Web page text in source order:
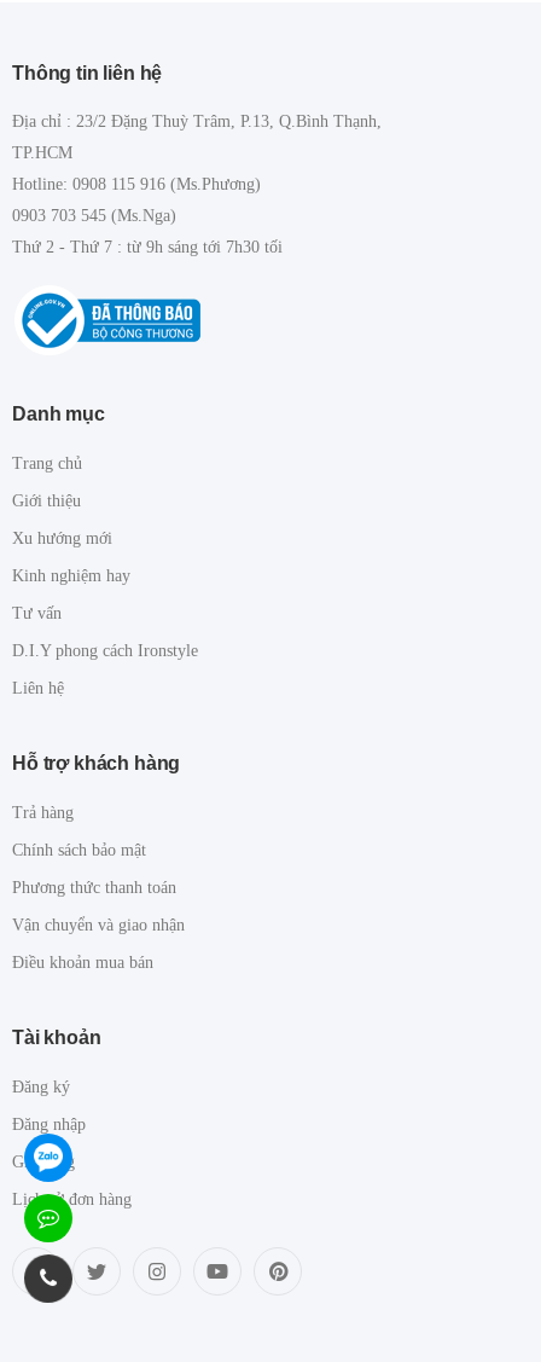
Thông tin liên hệ
Địa chỉ : 23/2 Đặng Thuỳ Trâm, P.13, Q.Bình Thạnh,
TP.HCM
Hotline: 0908 115 916 (Ms.Phương)
0903 703 545 (Ms.Nga)
Thứ 2 - Thứ 7 : từ 9h sáng tới 7h30 tối
Danh mục
Trang chủ
Giới thiệu
Xu hướng mới
Kinh nghiệm hay
Tư vấn
D.I.Y phong cách Ironstyle
Liên hệ
Hỗ trợ khách hàng
Trả hàng
Chính sách bảo mật
Phương thức thanh toán
Vận chuyển và giao nhận
Điều khoản mua bán
Tài khoản
Đăng ký
Đăng nhập
Giỏ hàng
Lịch sử đơn hàng